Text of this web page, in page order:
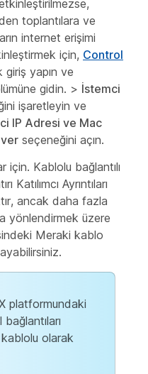
toplantılara ve
internet erişimi
için, Control
yapın ve
gidin. > İstemci
işaretleyin ve
IP Adresi ve Mac
seçeneğini açın.
için. Kablolu bağlantılı
Ayrıntıları
ancak daha fazla
yönlendirmek üzere
Meraki kablo
platformundaki
olarak